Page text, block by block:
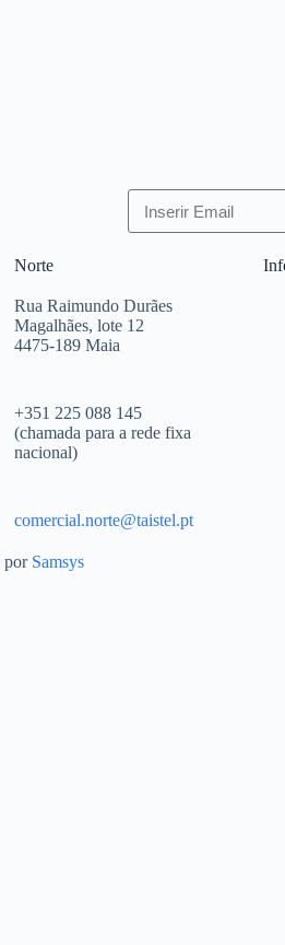
Norte
Rua Raimundo Durães
Magalhães, lote 12
4475-189 Maia
+351 225 088 145
(chamada para a rede fixa
nacional)
comercial.norte@taistel.pt
por Samsys